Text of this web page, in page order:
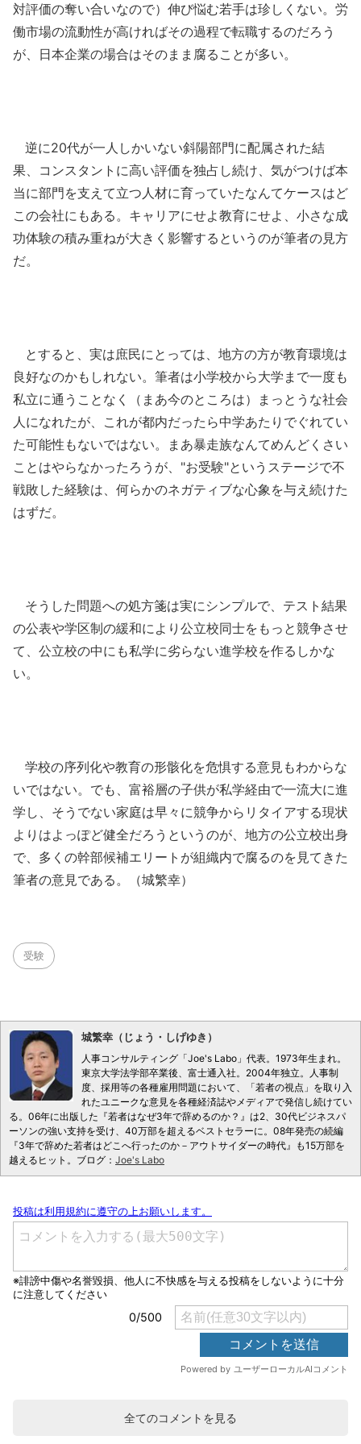
対評価の奪い合いなので）伸び悩む若手は珍しくない。労
働市場の流動性が高ければその過程で転職するのだろう
が、日本企業の場合はそのまま腐ることが多い。
逆に20代が一人しかいない斜陽部門に配属された結
果、コンスタントに高い評価を独占し続け、気がつけば本
当に部門を支えて立つ人材に育っていたなんてケースはど
この会社にもある。キャリアにせよ教育にせよ、小さな成
功体験の積み重ねが大きく影響するというのが筆者の見方
だ。
とすると、実は庶民にとっては、地方の方が教育環境は
良好なのかもしれない。筆者は小学校から大学まで一度も
私立に通うことなく（まあ今のところは）まっとうな社会
人になれたが、これが都内だったら中学あたりでぐれてい
た可能性もないではない。まあ暴走族なんてめんどくさい
ことはやらなかったろうが、"お受験"というステージで不
戦敗した経験は、何らかのネガティブな心象を与え続けた
はずだ。
そうした問題への処方箋は実にシンプルで、テスト結果
の公表や学区制の緩和により公立校同士をもっと競争させ
て、公立校の中にも私学に劣らない進学校を作るしかな
い。
学校の序列化や教育の形骸化を危惧する意見もわからな
いではない。でも、富裕層の子供が私学経由で一流大に進
学し、そうでない家庭は早々に競争からリタイアする現状
よりはよっぽど健全だろうというのが、地方の公立校出身
で、多くの幹部候補エリートが組織内で腐るのを見てきた
筆者の意見である。（城繁幸）
受験
城繁幸（じょう・しげゆき）
人事コンサルティング「Joe's Labo」代表。1973年生まれ。
東京大学法学部卒業後、富士通入社。2004年独立。人事制
度、採用等の各種雇用問題において、「若者の視点」を取り入
れたユニークな意見を各種経済誌やメディアで発信し続けてい
る。06年に出版した『若者はなぜ3年で辞めるのか？』は2、30代ビジネスパ
ーソンの強い支持を受け、40万部を超えるベストセラーに。08年発売の続編
『3年で辞めた若者はどこへ行ったのか－アウトサイダーの時代』も15万部を
越えるヒット。ブログ： Joe's Labo
全てのコメントを見る